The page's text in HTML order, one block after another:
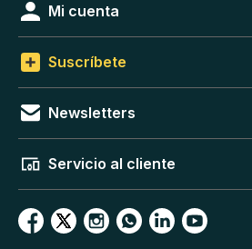
Mi cuenta
Suscríbete
Newsletters
Servicio al cliente